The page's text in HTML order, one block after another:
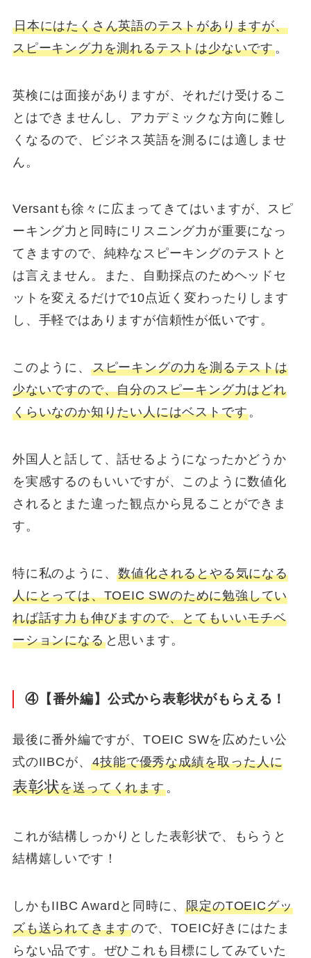
日本にはたくさん英語のテストがありますが、
スピーキング力を測れるテストは少ないです。
英検には面接がありますが、それだけ受けるこ
とはできませんし、アカデミックな方向に難し
くなるので、ビジネス英語を測るには適しませ
ん。
Versantも徐々に広まってきてはいますが、スピ
ーキング力と同時にリスニング力が重要になっ
てきますので、純粋なスピーキングのテストと
は言えません。また、自動採点のためヘッドセ
ットを変えるだけで10点近く変わったりします
し、手軽ではありますが信頼性が低いです。
このように、 スピーキングの力を測るテストは
少ないですので、自分のスピーキング力はどれ
くらいなのか知りたい人にはベストです。
外国人と話して、話せるようになったかどうか
を実感するのもいいですが、このように数値化
されるとまた違った観点から見ることができま
す。
特に私のように、数値化されるとやる気になる
人にとっては、TOEIC SWのために勉強してい
れば話す力も伸びますので、とてもいいモチベ
ーションになると思います。
④【番外編】公式から表彰状がもらえる！
最後に番外編ですが、TOEIC SWを広めたい公
式のIIBCが、4技能で優秀な成績を取った人に
表彰状を送ってくれます。
これが結構しっかりとした表彰状で、もらうと
結構嬉しいです！
しかもIIBC Awardと同時に、限定のTOEICグッ
ズも送られてきますので、TOEIC好きにはたま
らない品です。ぜひこれも目標にしてみていた